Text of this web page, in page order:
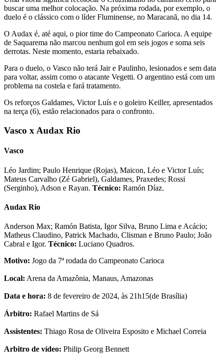
buscar uma melhor colocação. Na próxima rodada, por exemplo, o
duelo é o clássico com o líder Fluminense, no Maracanã, no dia 14.
O Audax é, até aqui, o pior time do Campeonato Carioca. A equipe
de Saquarema não marcou nenhum gol em seis jogos e soma seis
derrotas. Neste momento, estaria rebaixado.
Para o duelo, o Vasco não terá Jair e Paulinho, lesionados e sem data
para voltar, assim como o atacante Vegetti. O argentino está com um
problema na costela e fará tratamento.
Os reforços Galdames, Victor Luís e o goleiro Keiller, apresentados
na terça (6), estão relacionados para o confronto.
Vasco x Audax Rio
Vasco
Léo Jardim; Paulo Henrique (Rojas), Maicon, Léo e Victor Luís;
Mateus Carvalho (Zé Gabriel), Galdames, Praxedes; Rossi
(Serginho), Adson e Rayan. Técnico: Ramón Díaz.
Audax Rio
Anderson Max; Ramón Batista, Igor Silva, Bruno Lima e Acácio;
Matheus Claudino, Patrick Machado, Clisman e Bruno Paulo; João
Cabral e Igor. Técnico: Luciano Quadros.
Motivo: Jogo da 7ª rodada do Campeonato Carioca
Local: Arena da Amazônia, Manaus, Amazonas
Data e hora: 8 de fevereiro de 2024, às 21h15(de Brasília)
Árbitro: Rafael Martins de Sá
Assistentes: Thiago Rosa de Oliveira Esposito e Michael Correia
Arbitro de vídeo: Philip Georg Bennett